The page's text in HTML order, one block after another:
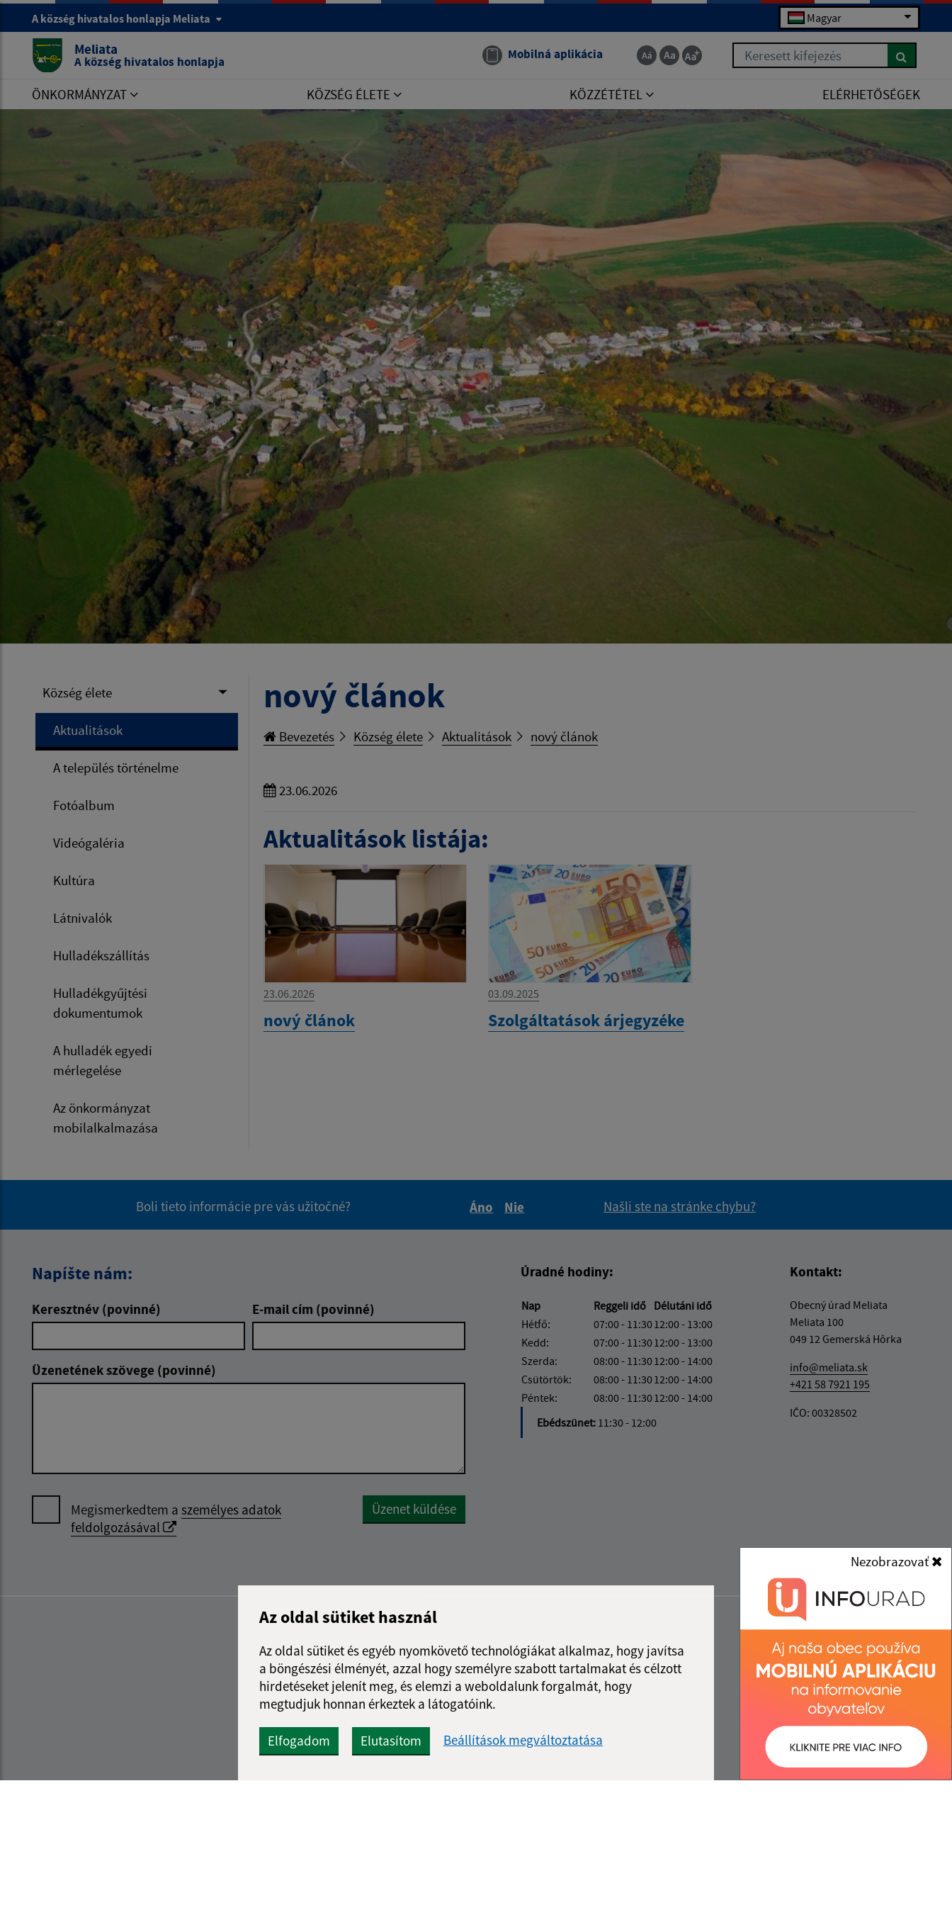
Az oldal sütiket használ
Az oldal sütiket és egyéb nyomkövető technológiákat alkalmaz, hogy javítsa
a böngészési élményét, azzal hogy személyre szabott tartalmakat és célzott
hirdetéseket jelenít meg, és elemzi a weboldalunk forgalmát, hogy
megtudjuk honnan érkeztek a látogatóink.
Elfogadom Elutasítom Beállítások megváltoztatása
Nezobrazovať
A község hivatalos honlapja Meliata Magyar
Meliata
A község hivatalos honlapja Mobilná aplikácia Keresett kifejezés
ÖNKORMÁNYZAT KÖZSÉG ÉLETE KÖZZÉTÉTEL ELÉRHETŐSÉGEK
Község élete
Aktualitások
A település történelme
Fotóalbum
Videógaléria
Kultúra
Látnivalók
Hulladékszállítás
Hulladékgyűjtési
dokumentumok
A hulladék egyedi
mérlegelése
Az önkormányzat
mobilalkalmazása
nový článok
Bevezetés Község élete Aktualitások nový článok
23.06.2026
Aktualitások listája:
23.06.2026
nový článok
03.09.2025
Szolgáltatások árjegyzéke
Boli tieto informácie pre vás užitočné?
Áno
Nie
Našli ste na stránke chybu?
Napíšte nám:
Keresztnév (povinné) E-mail cím (povinné)
Üzenetének szövege (povinné)
Megismerkedtem a személyes adatok
feldolgozásával
Google reCaptcha Response
Üzenet küldése
Úradné hodiny:
Nap Reggeli idő Délutáni idő
Hétfő:
07:00 - 11:3012:00 - 13:00
Kedd:
07:00 - 11:3012:00 - 13:00
Szerda:
08:00 - 11:3012:00 - 14:00
Csütörtök:
08:00 - 11:3012:00 - 14:00
Péntek:
08:00 - 11:3012:00 - 14:00
Ebédszünet: 11:30 - 12:00
Kontakt:
Obecný úrad Meliata
Meliata 100
049 12 Gemerská Hôrka
info@meliata.sk
+421 58 7921 195
IČO: 00328502